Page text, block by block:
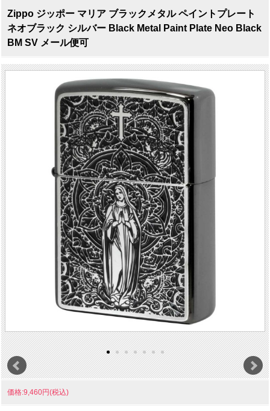
Zippo ジッポー マリア ブラックメタル ペイントプレート
ネオブラック シルバー Black Metal Paint Plate Neo Black
BM SV メール便可
価格:9,460円(税込)